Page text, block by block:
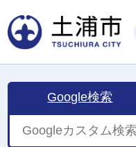
Google検索